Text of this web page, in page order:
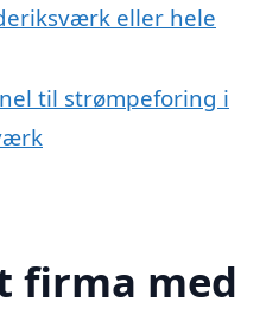
eller hele
til strømpeforing i
firma med